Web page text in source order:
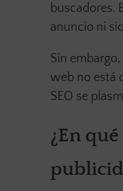
buscadores.
anuncio ni
Sin
web no está
SEO se
¿En